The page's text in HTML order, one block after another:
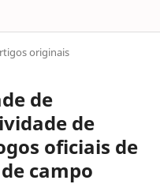
originais
de
de
oficiais de
campo